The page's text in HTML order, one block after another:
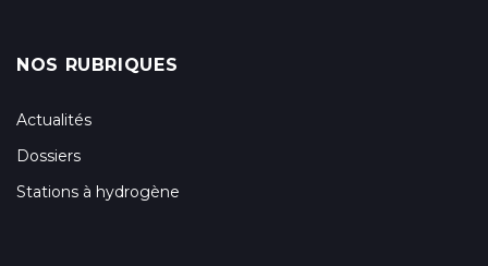
NOS RUBRIQUES
Actualités
Dossiers
Stations à hydrogène